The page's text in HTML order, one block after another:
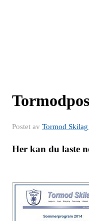
Postet av Tormod
Her kan du laste